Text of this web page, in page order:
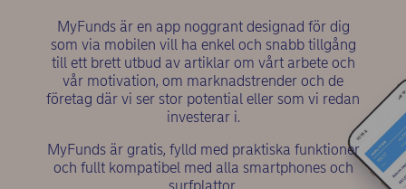
MyFunds är en app noggrant designad för dig
som via mobilen vill ha enkel och snabb tillgång
till ett brett utbud av artiklar om vårt arbete och
vår motivation, om marknadstrender och de
företag där vi ser stor potential eller som vi redan
investerar i.
MyFunds är gratis, fylld med praktiska funktioner
och fullt kompatibel med alla smartphones och